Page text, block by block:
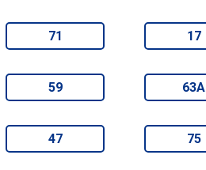
71 17
59 63А
47 75